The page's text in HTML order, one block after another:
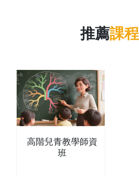
推薦課程
高階兒青教學師資
班